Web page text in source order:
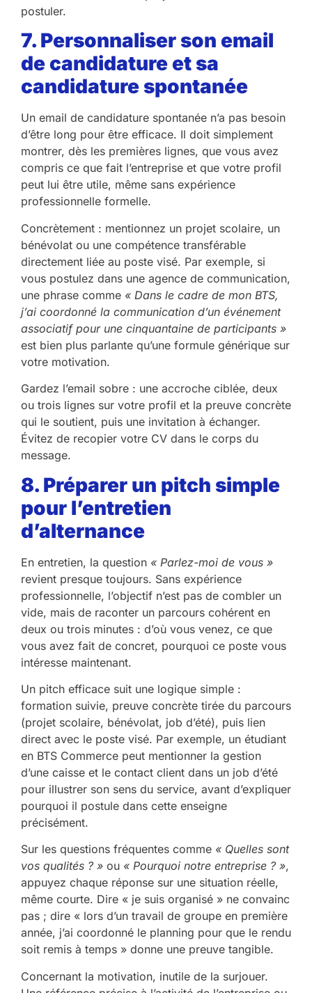
postuler.
7. Personnaliser son email
de candidature et sa
candidature spontanée
Un email de candidature spontanée n’a pas besoin
d’être long pour être efficace. Il doit simplement
montrer, dès les premières lignes, que vous avez
compris ce que fait l’entreprise et que votre profil
peut lui être utile, même sans expérience
professionnelle formelle.
Concrètement : mentionnez un projet scolaire, un
bénévolat ou une compétence transférable
directement liée au poste visé. Par exemple, si
vous postulez dans une agence de communication,
une phrase comme « Dans le cadre de mon BTS,
j’ai coordonné la communication d’un événement
associatif pour une cinquantaine de participants »
est bien plus parlante qu’une formule générique sur
votre motivation.
Gardez l’email sobre : une accroche ciblée, deux
ou trois lignes sur votre profil et la preuve concrète
qui le soutient, puis une invitation à échanger.
Évitez de recopier votre CV dans le corps du
message.
8. Préparer un pitch simple
pour l’entretien
d’alternance
En entretien, la question « Parlez-moi de vous »
revient presque toujours. Sans expérience
professionnelle, l’objectif n’est pas de combler un
vide, mais de raconter un parcours cohérent en
deux ou trois minutes : d’où vous venez, ce que
vous avez fait de concret, pourquoi ce poste vous
intéresse maintenant.
Un pitch efficace suit une logique simple :
formation suivie, preuve concrète tirée du parcours
(projet scolaire, bénévolat, job d’été), puis lien
direct avec le poste visé. Par exemple, un étudiant
en BTS Commerce peut mentionner la gestion
d’une caisse et le contact client dans un job d’été
pour illustrer son sens du service, avant d’expliquer
pourquoi il postule dans cette enseigne
précisément.
Sur les questions fréquentes comme « Quelles sont
vos qualités ? » ou « Pourquoi notre entreprise ? »,
appuyez chaque réponse sur une situation réelle,
même courte. Dire « je suis organisé » ne convainc
pas ; dire « lors d’un travail de groupe en première
année, j’ai coordonné le planning pour que le rendu
soit remis à temps » donne une preuve tangible.
Concernant la motivation, inutile de la surjouer.